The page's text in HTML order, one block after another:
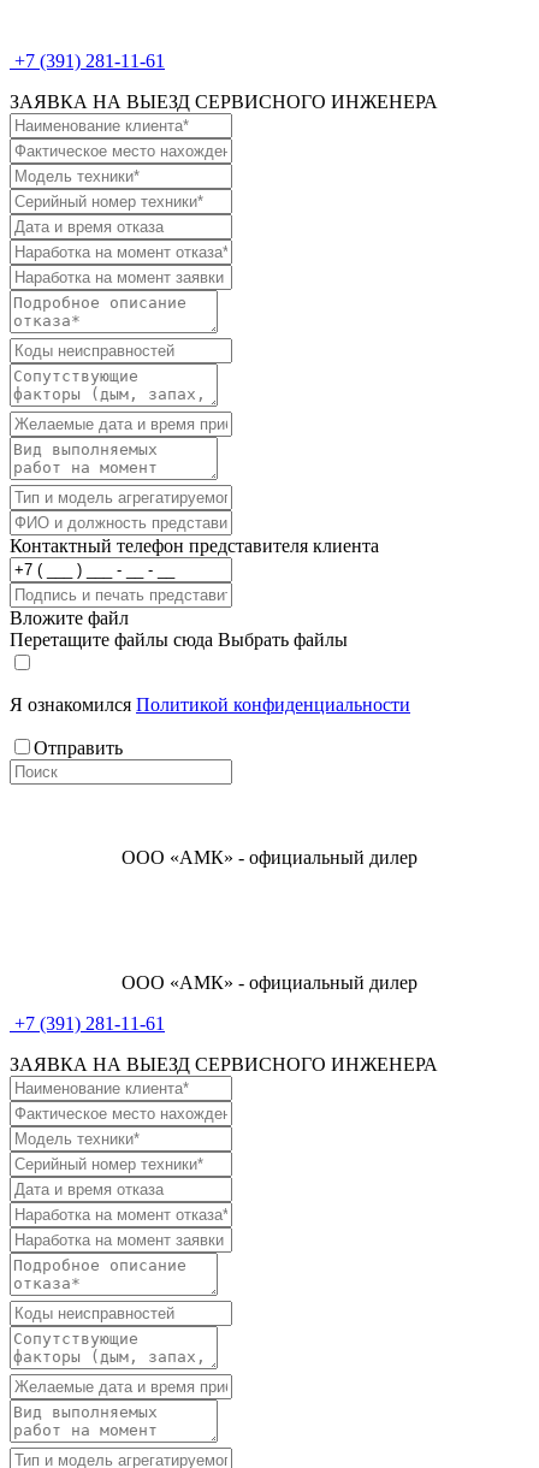
+7 (391) 281-11-61
ЗАЯВКА НА ВЫЕЗД СЕРВИСНОГО ИНЖЕНЕРА
Контактный телефон представителя клиента
Вложите файл
Перетащите файлы сюда Выбрать файлы
Я ознакомился Политикой конфиденциальности
Отправить
ООО «АМК» - официальный дилер
ООО «АМК» - официальный дилер
+7 (391) 281-11-61
ЗАЯВКА НА ВЫЕЗД СЕРВИСНОГО ИНЖЕНЕРА